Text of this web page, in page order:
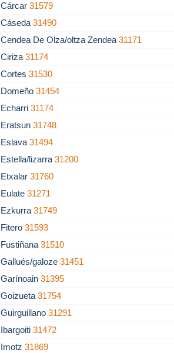
Cárcar31579
Cáseda31490
Cendea De Olza/oltza Zendea31171
Ciriza31174
Cortes31530
Domeño31454
Echarri31174
Eratsun31748
Eslava31494
Estella/lizarra31200
Etxalar31760
Eulate31271
Ezkurra31749
Fitero31593
Fustiñana31510
Gallués/galoze31451
Garínoain31395
Goizueta31754
Guirguillano31291
Ibargoiti31472
Imotz31869